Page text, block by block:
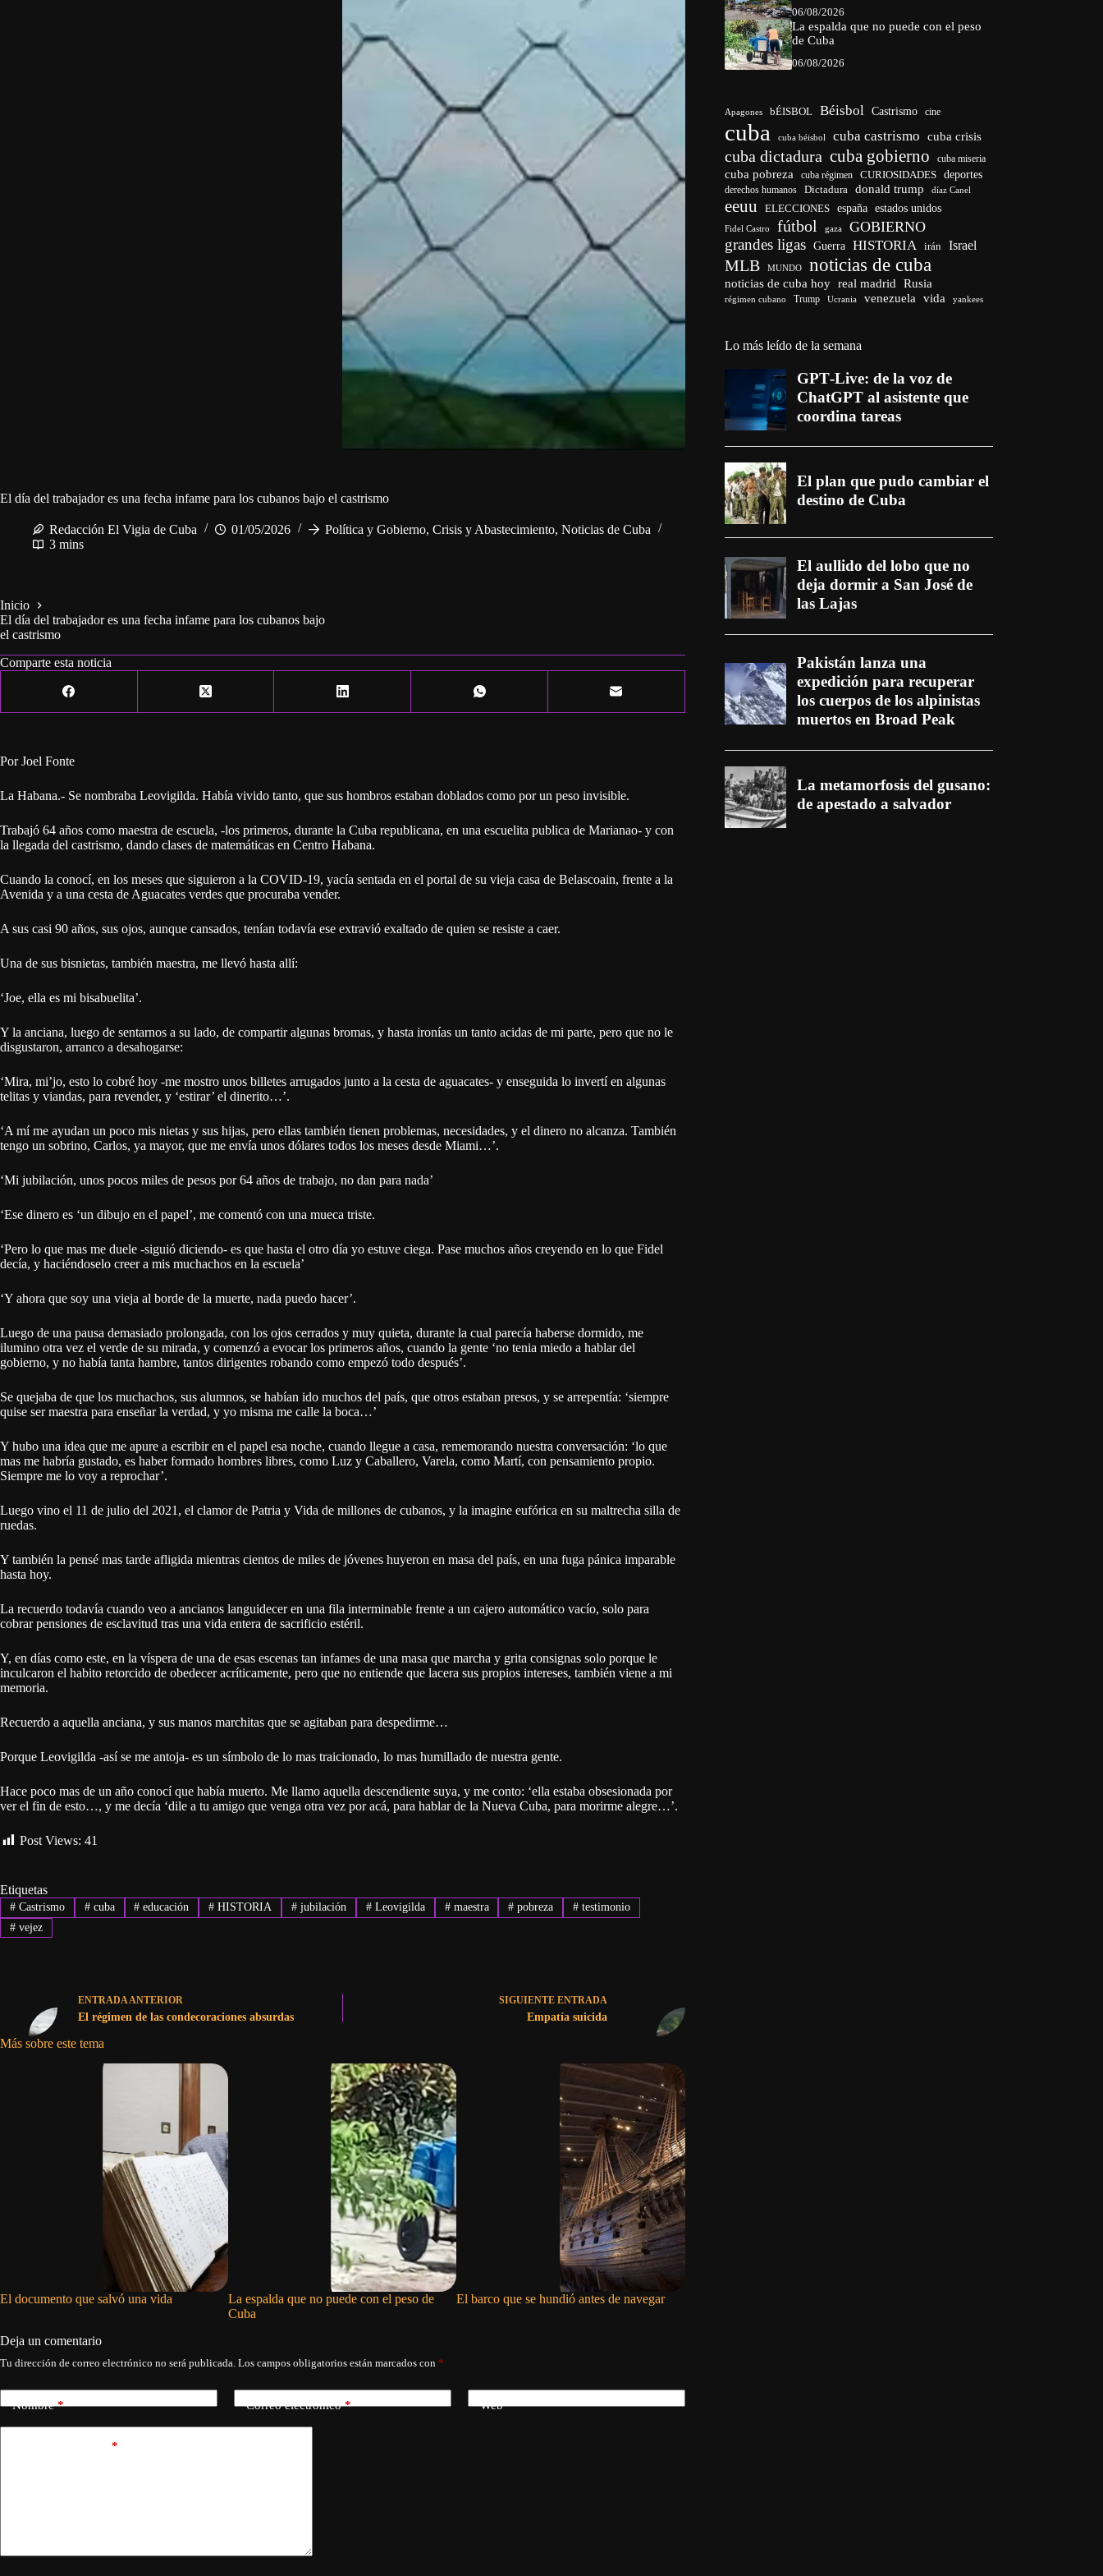
El día del trabajador es una fecha infame para los cubanos bajo el castrismo
Redacción El Vigia de Cuba 01/05/2026 Política y Gobierno, Crisis y Abastecimiento, Noticias de Cuba
3 mins
Inicio
El día del trabajador es una fecha infame para los cubanos bajo
el castrismo
Comparte esta noticia
Por Joel Fonte
La Habana.- Se nombraba Leovigilda. Había vivido tanto, que sus hombros estaban doblados como por un peso invisible.
Trabajó 64 años como maestra de escuela, -los primeros, durante la Cuba republicana, en una escuelita publica de Marianao- y con
la llegada del castrismo, dando clases de matemáticas en Centro Habana.
Cuando la conocí, en los meses que siguieron a la COVID-19, yacía sentada en el portal de su vieja casa de Belascoain, frente a la
Avenida y a una cesta de Aguacates verdes que procuraba vender.
A sus casi 90 años, sus ojos, aunque cansados, tenían todavía ese extravió exaltado de quien se resiste a caer.
Una de sus bisnietas, también maestra, me llevó hasta allí:
‘Joe, ella es mi bisabuelita’.
Y la anciana, luego de sentarnos a su lado, de compartir algunas bromas, y hasta ironías un tanto acidas de mi parte, pero que no le
disgustaron, arranco a desahogarse:
‘Mira, mi’jo, esto lo cobré hoy -me mostro unos billetes arrugados junto a la cesta de aguacates- y enseguida lo invertí en algunas
telitas y viandas, para revender, y ‘estirar’ el dinerito…’.
‘A mí me ayudan un poco mis nietas y sus hijas, pero ellas también tienen problemas, necesidades, y el dinero no alcanza. También
tengo un sobrino, Carlos, ya mayor, que me envía unos dólares todos los meses desde Miami…’.
‘Mi jubilación, unos pocos miles de pesos por 64 años de trabajo, no dan para nada’
‘Ese dinero es ‘un dibujo en el papel’, me comentó con una mueca triste.
‘Pero lo que mas me duele -siguió diciendo- es que hasta el otro día yo estuve ciega. Pase muchos años creyendo en lo que Fidel
decía, y haciéndoselo creer a mis muchachos en la escuela’
‘Y ahora que soy una vieja al borde de la muerte, nada puedo hacer’.
Luego de una pausa demasiado prolongada, con los ojos cerrados y muy quieta, durante la cual parecía haberse dormido, me
ilumino otra vez el verde de su mirada, y comenzó a evocar los primeros años, cuando la gente ‘no tenia miedo a hablar del
gobierno, y no había tanta hambre, tantos dirigentes robando como empezó todo después’.
Se quejaba de que los muchachos, sus alumnos, se habían ido muchos del país, que otros estaban presos, y se arrepentía: ‘siempre
quise ser maestra para enseñar la verdad, y yo misma me calle la boca…’
Y hubo una idea que me apure a escribir en el papel esa noche, cuando llegue a casa, rememorando nuestra conversación: ‘lo que
mas me habría gustado, es haber formado hombres libres, como Luz y Caballero, Varela, como Martí, con pensamiento propio.
Siempre me lo voy a reprochar’.
Luego vino el 11 de julio del 2021, el clamor de Patria y Vida de millones de cubanos, y la imagine eufórica en su maltrecha silla de
ruedas.
Y también la pensé mas tarde afligida mientras cientos de miles de jóvenes huyeron en masa del país, en una fuga pánica imparable
hasta hoy.
La recuerdo todavía cuando veo a ancianos languidecer en una fila interminable frente a un cajero automático vacío, solo para
cobrar pensiones de esclavitud tras una vida entera de sacrificio estéril.
Y, en días como este, en la víspera de una de esas escenas tan infames de una masa que marcha y grita consignas solo porque le
inculcaron el habito retorcido de obedecer acríticamente, pero que no entiende que lacera sus propios intereses, también viene a mi
memoria.
Recuerdo a aquella anciana, y sus manos marchitas que se agitaban para despedirme…
Porque Leovigilda -así se me antoja- es un símbolo de lo mas traicionado, lo mas humillado de nuestra gente.
Hace poco mas de un año conocí que había muerto. Me llamo aquella descendiente suya, y me conto: ‘ella estaba obsesionada por
ver el fin de esto…, y me decía ‘dile a tu amigo que venga otra vez por acá, para hablar de la Nueva Cuba, para morirme alegre…’.
Post Views: 41
Etiquetas
#Castrismo #cuba # educación # HISTORIA # jubilación #Leovigilda #maestra # pobreza # testimonio
#vejez
ENTRADA ANTERIOR
El régimen de las condecoraciones absurdas
SIGUIENTE ENTRADA
Empatía suicida
Más sobre este tema
El documento que salvó una vida
La espalda que no puede con el peso de
Cuba
El barco que se hundió antes de navegar
Deja un comentario
Tu dirección de correo electrónico no será publicada. Los campos obligatorios están marcados con *
Nombre* Correo electrónico* Web
*
06/08/2026
La espalda que no puede con el peso
de Cuba
06/08/2026
Apagones bÉISBOL Béisbol Castrismo cine
cuba cuba béisbol cuba castrismo cuba crisis
cuba dictadura cuba gobierno cuba miseria
cuba pobreza cuba régimen CURIOSIDADES deportes
derechos humanos Dictadura donald trump díaz Canel
eeuu ELECCIONES españa estados unidos
Fidel Castro fútbol gaza GOBIERNO
grandes ligas Guerra HISTORIA irán Israel
MLB MUNDO noticias de cuba
noticias de cuba hoy real madrid Rusia
régimen cubano Trump Ucrania venezuela vida yankees
Lo más leído de la semana